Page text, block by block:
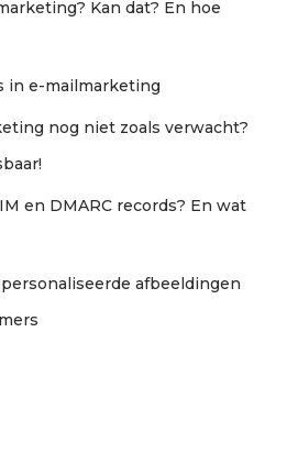
Kan dat? En hoe
in e-mailmarketing
nog niet zoals verwacht?
en DMARC records? En wat
afbeeldingen